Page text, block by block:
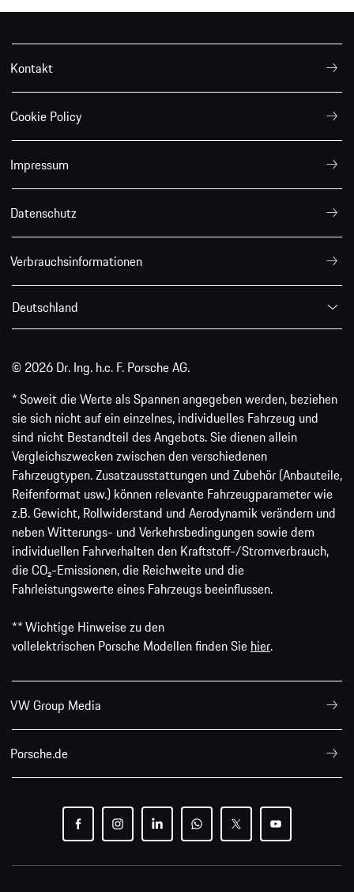
Kontakt
Cookie Policy
Impressum
Datenschutz
Verbrauchsinformationen
Deutschland
© 2026 Dr. Ing. h.c. F. Porsche AG.
* Soweit die Werte als Spannen angegeben werden, beziehen
sie sich nicht auf ein einzelnes, individuelles Fahrzeug und
sind nicht Bestandteil des Angebots. Sie dienen allein
Vergleichszwecken zwischen den verschiedenen
Fahrzeugtypen. Zusatzausstattungen und Zubehör (Anbauteile,
Reifenformat usw.) können relevante Fahrzeugparameter wie
z.B. Gewicht, Rollwiderstand und Aerodynamik verändern und
neben Witterungs- und Verkehrsbedingungen sowie dem
individuellen Fahrverhalten den Kraftstoff-/Stromverbrauch,
die CO₂-Emissionen, die Reichweite und die
Fahrleistungswerte eines Fahrzeugs beeinflussen.
** Wichtige Hinweise zu den
vollelektrischen Porsche Modellen finden Sie hier.
VW Group Media
Porsche.de